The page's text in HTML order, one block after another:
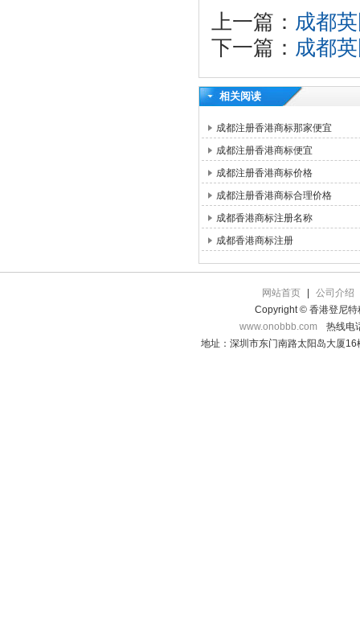
上一篇： 成都
下一篇： 成都
相关阅读
成都注册香港商标那家便宜
成都注册香港商标便宜
成都注册香港商标价格
成都注册香港商标合理价格
成都香港商标注册名称
成都香港商标注册
网站首页
公司介绍
Copyright © 香港登尼特
www.onobbb.com
热线电
地址：深圳市东门南路太阳岛大厦